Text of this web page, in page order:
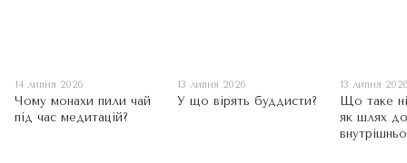
14 липня 2026
Чому монахи пили чай
під час медитацій?
13 липня 2026
У що вірять буддисти?
13 липня
Що таке
як шлях